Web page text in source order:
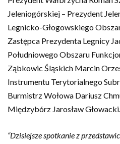
Jeleniogórskiej – Prezydent
Legnicko-Głogowskiego
Zastępca Prezydenta Legnicy
Południowego Obszaru
Ząbkowic Śląskich Marcin
Instrumentu Terytorialnego
Burmistrz Wołowa Dariusz
Międzybórz Jarosław Głowacki.
“Dzisiejsze spotkanie z